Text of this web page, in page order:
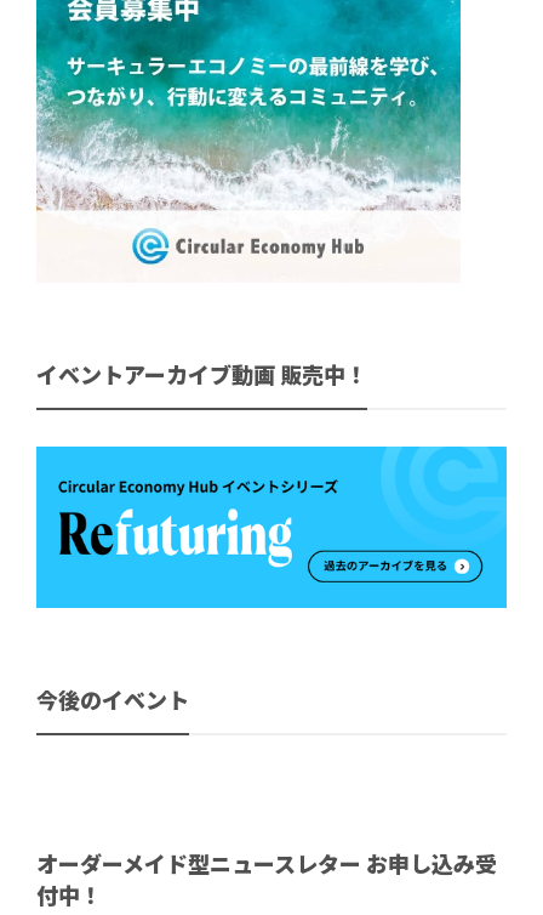
イベントアーカイブ動画 販売中！
今後のイベント
オーダーメイド型ニュースレター お申し込み受
付中！